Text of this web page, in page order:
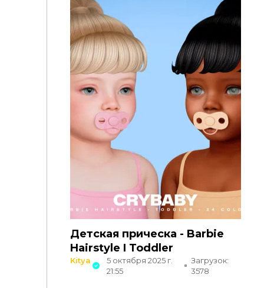
Детская прическа - Barbie
Hairstyle I Toddler
Kitya
5 октября 2025 г.
21:55
Загрузок:
3578